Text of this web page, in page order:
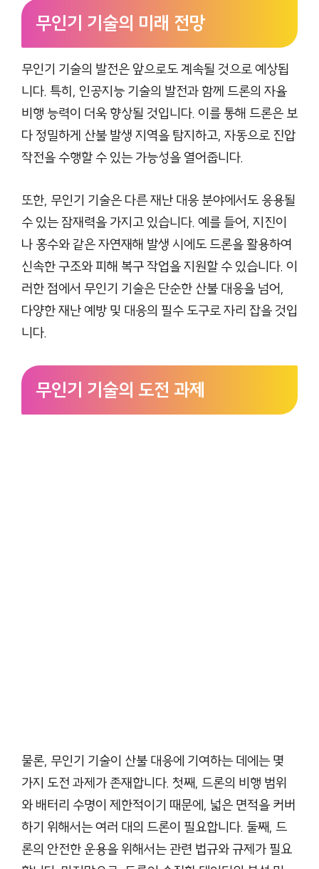
무인기 기술의 미래 전망
무인기 기술의 발전은 앞으로도 계속될 것으로 예상됩
니다. 특히, 인공지능 기술의 발전과 함께 드론의 자율
비행 능력이 더욱 향상될 것입니다. 이를 통해 드론은 보
다 정밀하게 산불 발생 지역을 탐지하고, 자동으로 진압
작전을 수행할 수 있는 가능성을 열어줍니다.
또한, 무인기 기술은 다른 재난 대응 분야에서도 응용될
수 있는 잠재력을 가지고 있습니다. 예를 들어, 지진이
나 홍수와 같은 자연재해 발생 시에도 드론을 활용하여
신속한 구조와 피해 복구 작업을 지원할 수 있습니다. 이
러한 점에서 무인기 기술은 단순한 산불 대응을 넘어,
다양한 재난 예방 및 대응의 필수 도구로 자리 잡을 것입
니다.
무인기 기술의 도전 과제
물론, 무인기 기술이 산불 대응에 기여하는 데에는 몇
가지 도전 과제가 존재합니다. 첫째, 드론의 비행 범위
와 배터리 수명이 제한적이기 때문에, 넓은 면적을 커버
하기 위해서는 여러 대의 드론이 필요합니다. 둘째, 드
론의 안전한 운용을 위해서는 관련 법규와 규제가 필요